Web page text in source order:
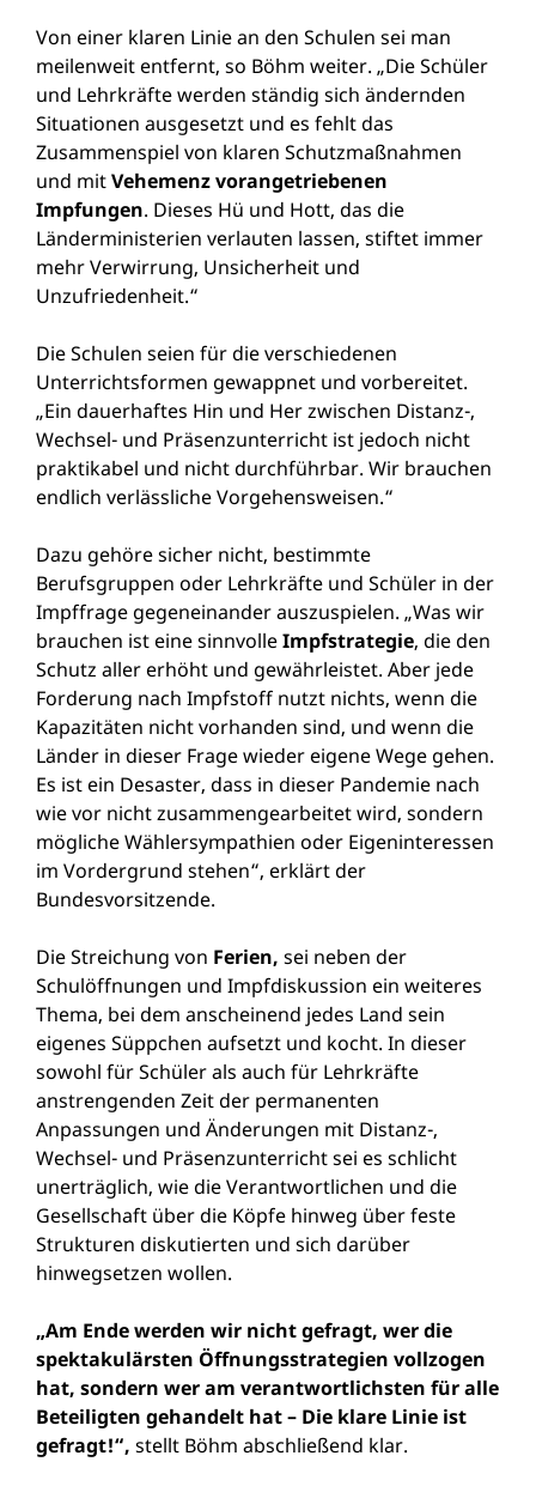
Von einer klaren Linie an den Schulen sei man
meilenweit entfernt, so Böhm weiter. „Die Schüler
und Lehrkräfte werden ständig sich ändernden
Situationen ausgesetzt und es fehlt das
Zusammenspiel von klaren Schutzmaßnahmen
und mitVehemenz vorangetriebenen
Impfungen. Dieses Hü und Hott, das die
Länderministerien verlauten lassen, stiftet immer
mehr Verwirrung, Unsicherheit und
Unzufriedenheit.“
Die Schulen seien für die verschiedenen
Unterrichtsformen gewappnet und vorbereitet.
„Ein dauerhaftes Hin und Her zwischen Distanz-,
Wechsel- und Präsenzunterricht ist jedoch nicht
praktikabel und nicht durchführbar. Wir brauchen
endlich verlässliche Vorgehensweisen.“
Dazu gehöre sicher nicht, bestimmte
Berufsgruppen oder Lehrkräfte und Schüler in der
Impffrage gegeneinander auszuspielen. „Was wir
brauchen ist eine sinnvolleImpfstrategie, die den
Schutz aller erhöht und gewährleistet. Aber jede
Forderung nach Impfstoff nutzt nichts, wenn die
Kapazitäten nicht vorhanden sind, und wenn die
Länder in dieser Frage wieder eigene Wege gehen.
Es ist ein Desaster, dass in dieser Pandemie nach
wie vor nicht zusammengearbeitet wird, sondern
mögliche Wählersympathien oder Eigeninteressen
im Vordergrund stehen“, erklärt der
Bundesvorsitzende.
Die Streichung von Ferien, sei neben der
Schulöffnungen und Impfdiskussion ein weiteres
Thema, bei dem anscheinend jedes Land sein
eigenes Süppchen aufsetzt und kocht. In dieser
sowohl für Schüler als auch für Lehrkräfte
anstrengenden Zeit der permanenten
Anpassungen und Änderungen mit Distanz-,
Wechsel- und Präsenzunterricht sei es schlicht
unerträglich, wie die Verantwortlichen und die
Gesellschaft über die Köpfe hinweg über feste
Strukturen diskutierten und sich darüber
hinwegsetzen wollen.
„Am Ende werden wir nicht gefragt, wer die
spektakulärsten Öffnungsstrategien vollzogen
hat, sondern wer am verantwortlichsten für alle
Beteiligten gehandelt hat – Die klare Linie ist
gefragt!“, stellt Böhm abschließend klar.